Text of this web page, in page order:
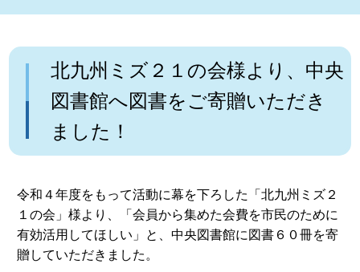
北九州ミズ２１の会様より、中央
図書館へ図書をご寄贈いただき
ました！
令和４年度をもって活動に幕を下ろした「北九州ミズ２
１の会」様より、「会員から集めた会費を市民のために
有効活用してほしい」と、中央図書館に図書６０冊を寄
贈していただきました。